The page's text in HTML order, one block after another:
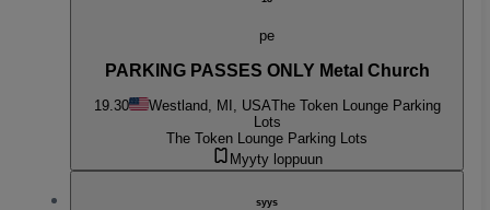
pe
PARKING PASSES ONLY Metal Church
19.30 Westland, MI, USAThe Token Lounge Parking
Lots
The Token Lounge Parking Lots
Myyty loppuun
syys